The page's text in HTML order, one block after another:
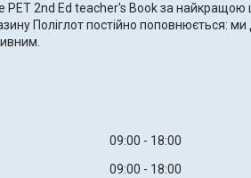
2nd Ed teacher's Book за найкращою
Поліглот постійно поповнюється: ми
09:00
18:00
09:00
18:00